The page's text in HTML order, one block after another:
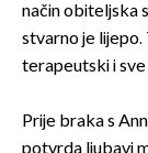
način obiteljska
stvarno je lijepo.
terapeutski i
Prije braka s